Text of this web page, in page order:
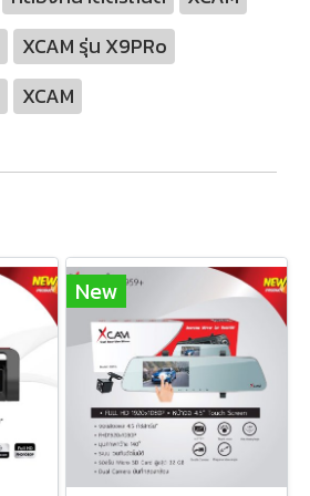
XCAM รุ่น X9PRo
XCAM
New